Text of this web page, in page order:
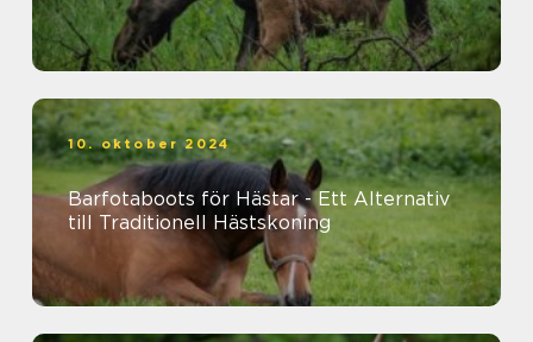
10. oktober 2024
Barfotaboots för Hästar - Ett Alternativ
till Traditionell Hästskoning